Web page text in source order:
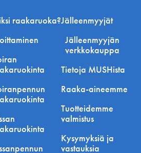
raakaruoka?Jälleenmyyjät
Jälleenmyyjän
verkkokauppa
Tietoja MUSHista
Raaka-aineemme
Tuotteidemme
valmistus
Kysymyksiä ja
vastauksia